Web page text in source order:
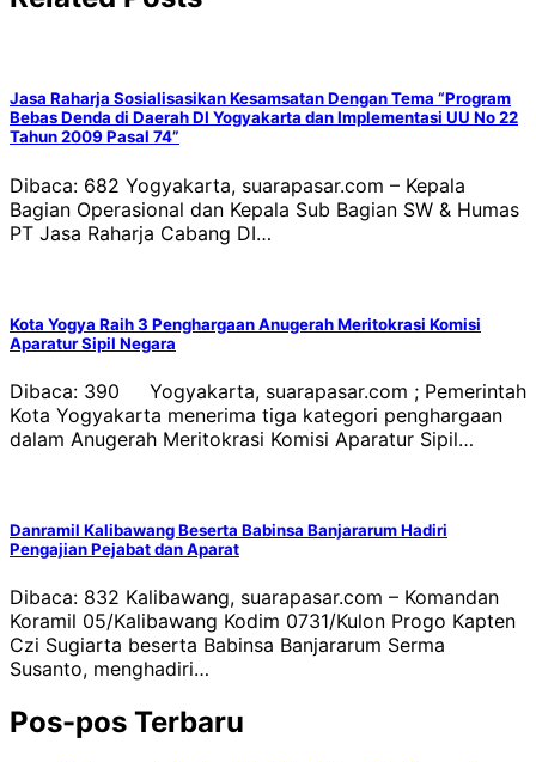
Jasa Raharja Sosialisasikan Kesamsatan Dengan Tema “Program
Bebas Denda di Daerah DI Yogyakarta dan Implementasi UU No 22
Tahun 2009 Pasal 74”
Dibaca: 682 Yogyakarta, suarapasar.com – Kepala
Bagian Operasional dan Kepala Sub Bagian SW & Humas
PT Jasa Raharja Cabang DI…
Kota Yogya Raih 3 Penghargaan Anugerah Meritokrasi Komisi
Aparatur Sipil Negara
Dibaca: 390 Yogyakarta, suarapasar.com ; Pemerintah
Kota Yogyakarta menerima tiga kategori penghargaan
dalam Anugerah Meritokrasi Komisi Aparatur Sipil…
Danramil Kalibawang Beserta Babinsa Banjararum Hadiri
Pengajian Pejabat dan Aparat
Dibaca: 832 Kalibawang, suarapasar.com – Komandan
Koramil 05/Kalibawang Kodim 0731/Kulon Progo Kapten
Czi Sugiarta beserta Babinsa Banjararum Serma
Susanto, menghadiri…
Pos-pos Terbaru